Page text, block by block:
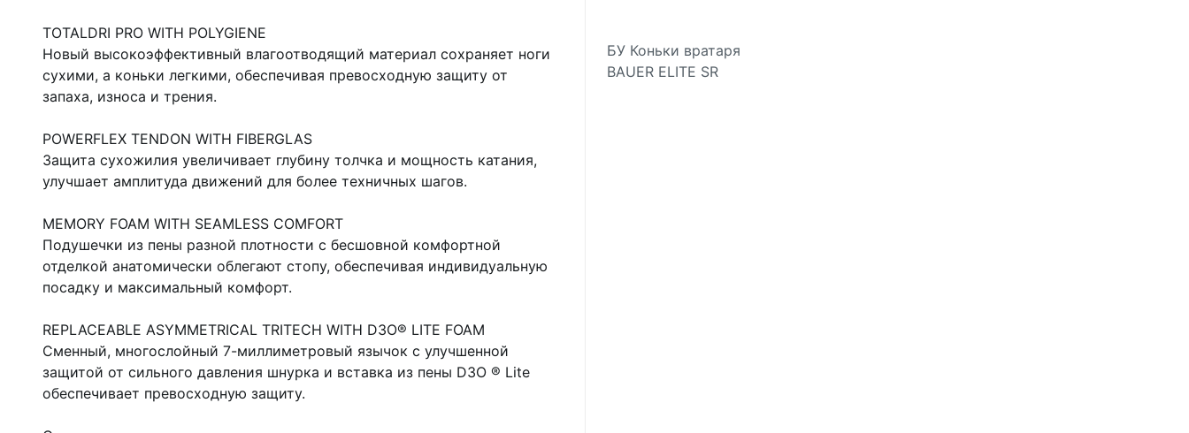
БУ Коньки вратаря
BAUER ELITE SR
TOTALDRI PRO WITH POLYGIENE
Новый высокоэффективный влагоотводящий материал сохраняет ноги
сухими, а коньки легкими, обеспечивая превосходную защиту от
запаха, износа и трения.
POWERFLEX TENDON WITH FIBERGLAS
Защита сухожилия увеличивает глубину толчка и мощность катания,
улучшает амплитуда движений для более техничных шагов.
MEMORY FOAM WITH SEAMLESS COMFORT
Подушечки из пены разной плотности с бесшовной комфортной
отделкой анатомически облегают стопу, обеспечивая индивидуальную
посадку и максимальный комфорт.
REPLACEABLE ASYMMETRICAL TRITECH WITH D3O® LITE FOAM
Сменный, многослойный 7-миллиметровый язычок с улучшенной
защитой от сильного давления шнурка и вставка из пены D3O ® Lite
обеспечивает превосходную защиту.